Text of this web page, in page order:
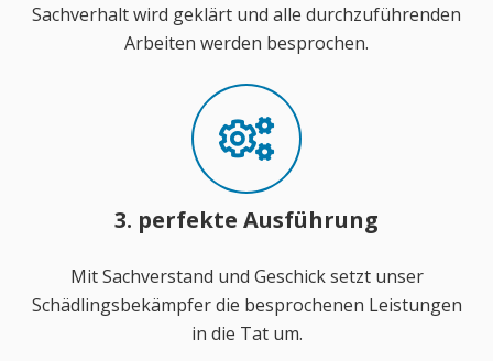
Sachverhalt wird geklärt und alle durchzuführenden
Arbeiten werden besprochen.
3. perfekte Ausführung
Mit Sachverstand und Geschick setzt unser
Schädlingsbekämpfer die besprochenen Leistungen
in die Tat um.